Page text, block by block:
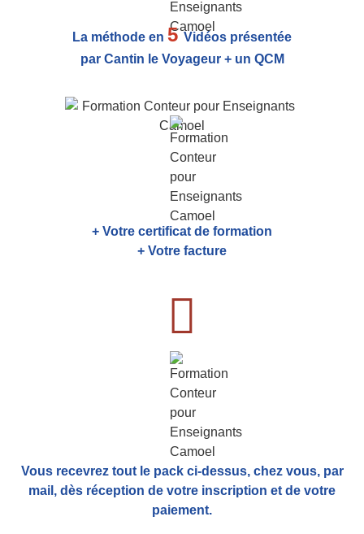
La méthode en 5Vidéos présentée
par Cantin le Voyageur + un QCM
+ Votre certificat de formation
+ Votre facture
Vous recevrez tout le pack ci-dessus, chez vous, par
mail, dès réception de votre inscription et de votre
paiement.